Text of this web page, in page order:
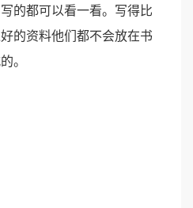
都可以看一看。写得比
的资料他们都不会放在书
。